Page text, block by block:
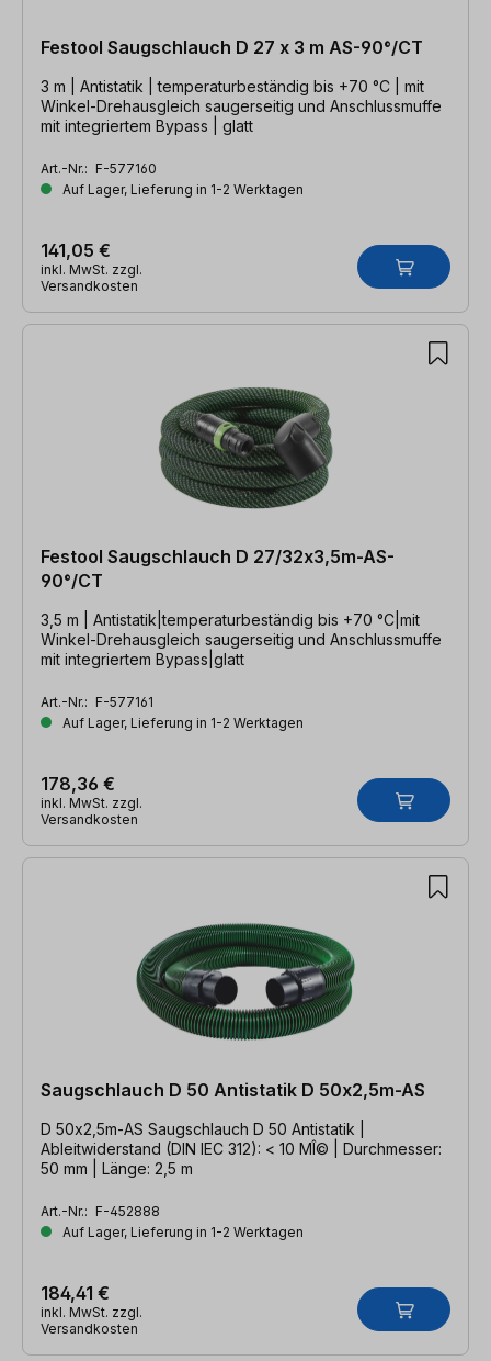
Festool Saugschlauch D 27 x 3 m AS-90°/CT
3 m | Antistatik | temperaturbeständig bis +70 °C | mit
Winkel-Drehausgleich saugerseitig und Anschlussmuffe
mit integriertem Bypass | glatt
Art.-Nr.: F-577160
Auf Lager, Lieferung in 1-2 Werktagen
141,05 €
inkl. MwSt. zzgl.
Versandkosten
Festool Saugschlauch D 27/32x3,5m-AS-
90°/CT
3,5 m | Antistatik|temperaturbeständig bis +70 °C|mit
Winkel-Drehausgleich saugerseitig und Anschlussmuffe
mit integriertem Bypass|glatt
Art.-Nr.: F-577161
Auf Lager, Lieferung in 1-2 Werktagen
178,36 €
inkl. MwSt. zzgl.
Versandkosten
Saugschlauch D 50 Antistatik D 50x2,5m-AS
D 50x2,5m-AS Saugschlauch D 50 Antistatik |
Ableitwiderstand (DIN IEC 312): < 10 MÎ© | Durchmesser:
50 mm | Länge: 2,5 m
Art.-Nr.: F-452888
Auf Lager, Lieferung in 1-2 Werktagen
184,41 €
inkl. MwSt. zzgl.
Versandkosten